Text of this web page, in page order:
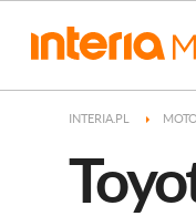
INTERIA.PL